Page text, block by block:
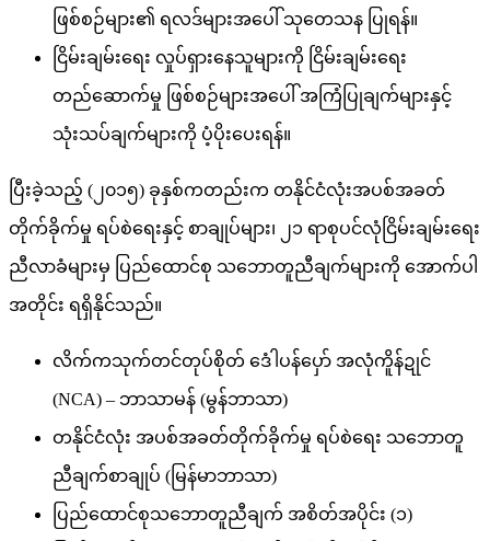
ဖြစ်စဉ်များ၏ ရလဒ်များအပေါ် သုတေသန ပြုရန်။
ငြိမ်းချမ်းရေး လှုပ်ရှားနေသူများကို ငြိမ်းချမ်းရေး
တည်ဆောက်မှု ဖြစ်စဉ်များအပေါ် အကြံပြုချက်များနှင့်
သုံးသပ်ချက်များကို ပံ့ပိုးပေးရန်။
ပြီးခဲ့သည့် (၂၀၁၅) ခုနှစ်ကတည်းက တနိုင်ငံလုံးအပစ်အခတ်
တိုက်ခိုက်မှု ရပ်စဲရေးနှင့် စာချုပ်များ၊ ၂၁ ရာစုပင်လုံငြိမ်းချမ်းရေး
ညီလာခံများမှ ပြည်ထောင်စု သဘောတူညီချက်များကို အောက်ပါ
အတိုင်း ရရှိနိုင်သည်။
လိက်ကသုက်တင်တုပ်စိုတ် ဒေံါပန်ပှော် အလုံကိူန်ဍုင်
(NCA) – ဘာသာမန် (မွန်ဘာသာ)
တနိုင်ငံလုံး အပစ်အခတ်တိုက်ခိုက်မှု ရပ်စဲရေး သဘောတူ
ညီချက်စာချုပ် (မြန်မာဘာသာ)
ပြည်ထောင်စုသဘောတူညီချက် အစိတ်အပိုင်း (၁)